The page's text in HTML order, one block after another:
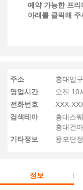
예약 가능한 프
아래를 클릭해 주
주소
홍대입
영업시간
오전 10
전화번호
XXX-
검색테마
홍대스
홍대건
마사지
기타정보 용모단
정보